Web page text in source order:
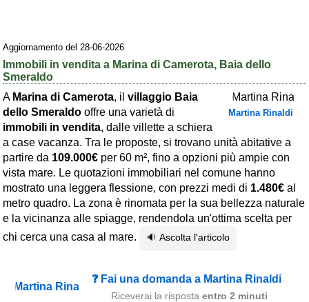
Aggiornamento del 28-06-2026
Immobili in vendita a Marina di Camerota, Baia dello
Smeraldo
Martina Rinaldi
A Marina di Camerota, il villaggio Baia
dello Smeraldo offre una varietà di
immobili in vendita, dalle villette a schiera
a case vacanza. Tra le proposte, si trovano unità abitative a
partire da 109.000€ per 60 m², fino a opzioni più ampie con
vista mare. Le quotazioni immobiliari nel comune hanno
mostrato una leggera flessione, con prezzi medi di 1.480€ al
metro quadro. La zona è rinomata per la sua bellezza naturale
e la vicinanza alle spiagge, rendendola un'ottima scelta per
chi cerca una casa al mare.
🔉 Ascolta l'articolo
❓ Fai una domanda a Martina Rinaldi
Riceverai la risposta entro 2 minuti
➕ Segnala evento
Area riservata
Chi siamo
Ambienti
🗻 Montagna
Laghi
Isole
Terme